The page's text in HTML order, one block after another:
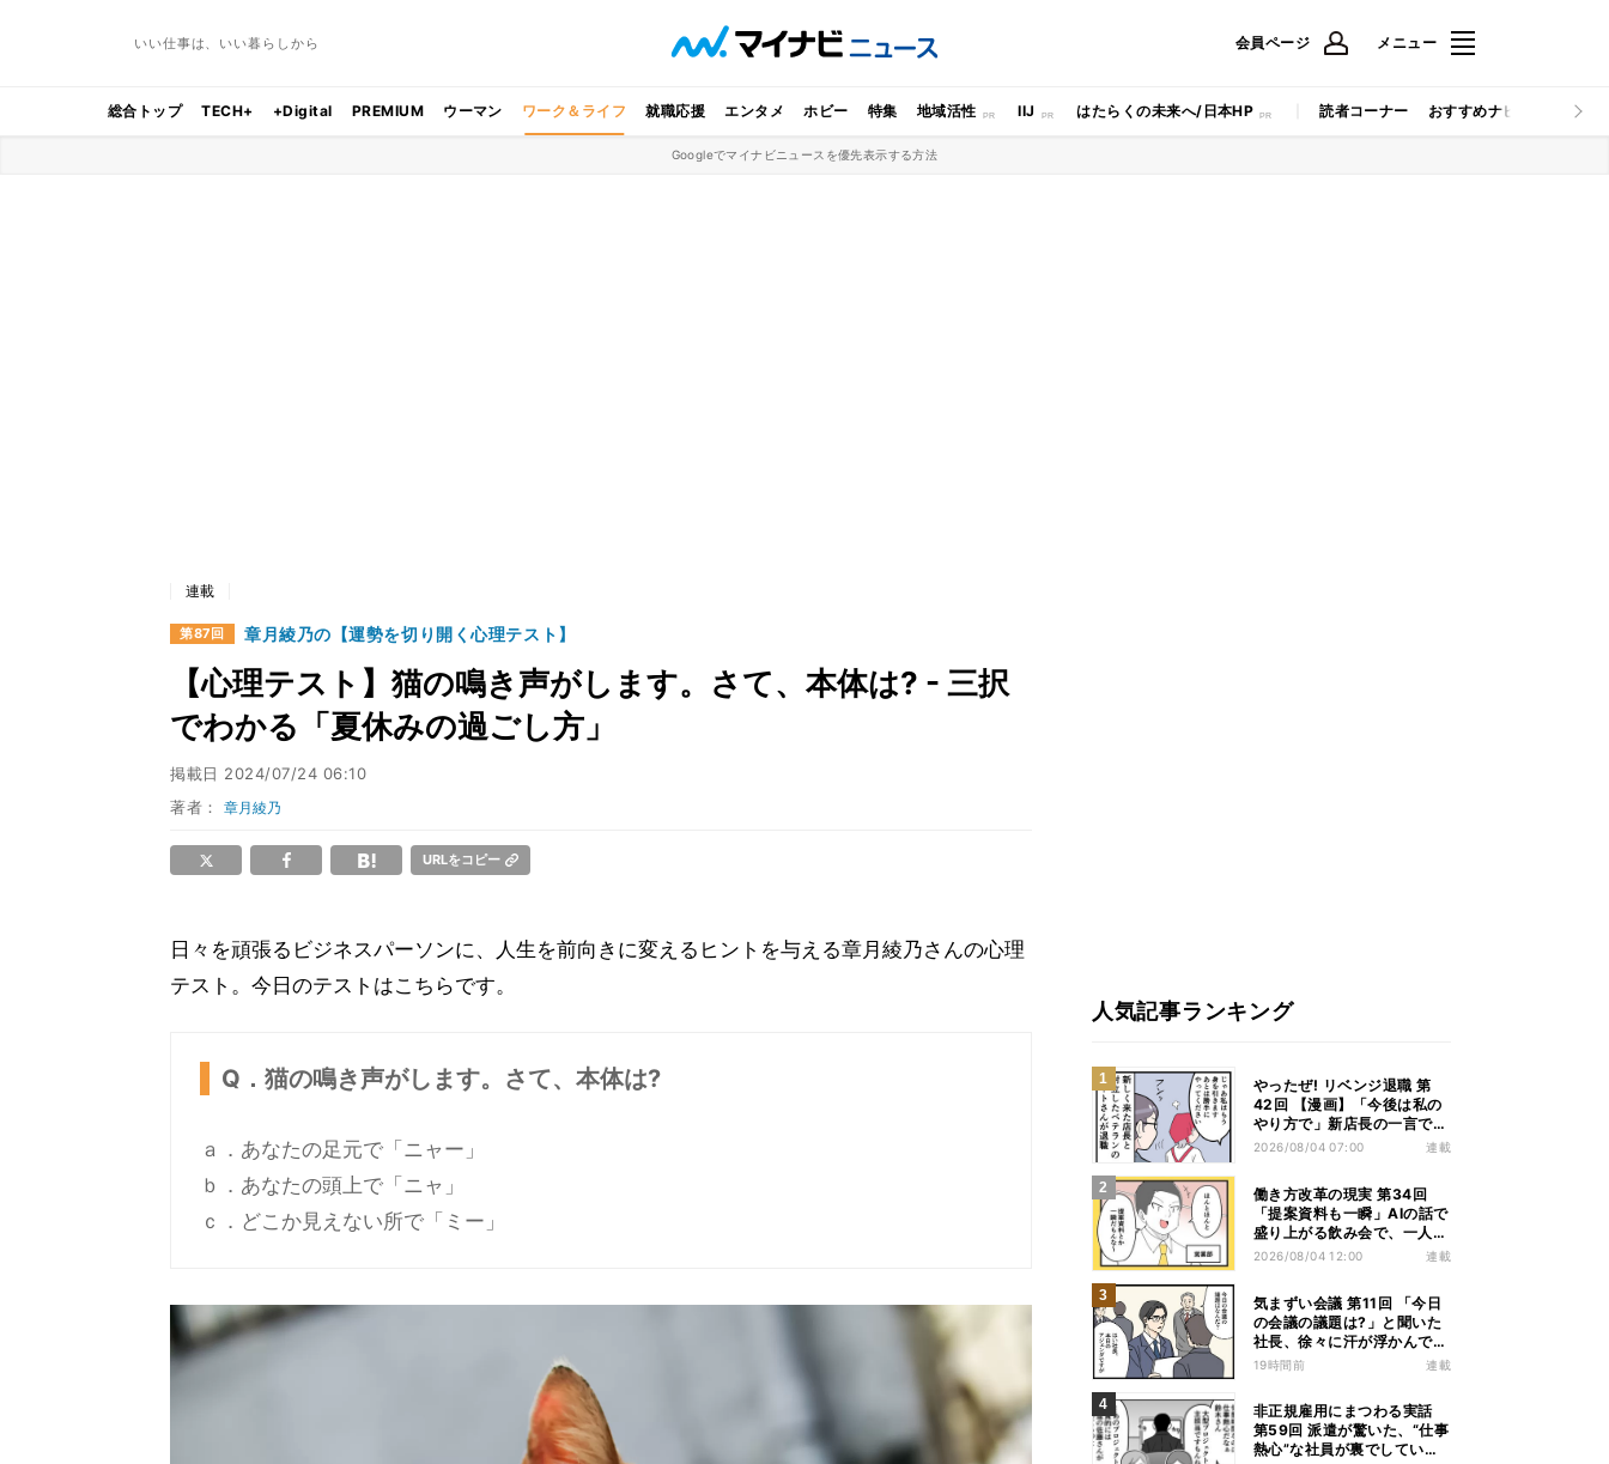
いい仕事は、いい暮らしから 会員ページ メニュー
総合トップ TECH+ +Digital PREMIUM ウーマン ワーク＆ライフ 就職応援 エンタメ ホビー 特集 地域活性 IIJ はたらくの未来へ/日本HP 読者コーナー おすすめナビ マイナビ
Googleでマイナビニュースを優先表示する方法
連載
第87回 章月綾乃の【運勢を切り開く心理テスト】
【心理テスト】猫の鳴き声がします。さて、本体は? - 三択
でわかる「夏休みの過ごし方」
掲載日 2024/07/24 06:10
著者：章月綾乃
URLをコピー
日々を頑張るビジネスパーソンに、人生を前向きに変えるヒントを与える章月綾乃さんの心理
テスト。今日のテストはこちらです。
Q．猫の鳴き声がします。さて、本体は?
ａ．あなたの足元で「ニャー」
ｂ．あなたの頭上で「ニャ」
ｃ．どこか見えない所で「ミー」
人気記事ランキング
やったぜ! リベンジ退職 第
42回 【漫画】「今後は私の
やり方で」新店長の一言でベ
テラン退職→崩壊した現場
2026/08/04 07:00 連載
働き方改革の現実 第34回
「提案資料も一瞬」AIの話で
盛り上がる飲み会で、一人だ
け笑えなかった理由
2026/08/04 12:00 連載
気まずい会議 第11回 「今日
の会議の議題は?」と聞いた
社長、徐々に汗が浮かんでき
た
19時間前 連載
非正規雇用にまつわる実話
第59回 派遣が驚いた、“仕事
熱心”な社員が裏でしていた